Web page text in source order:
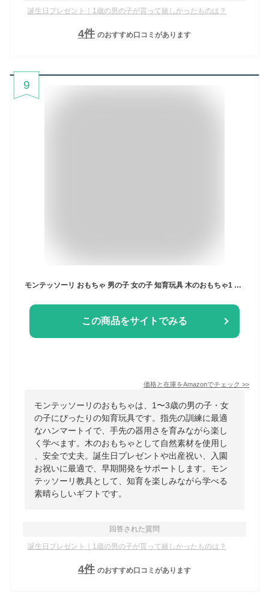
誕生日プレゼント｜1歳の男の子が貰って嬉しかったものは？
4件 のおすすめ口コミがあります
9
この商品をサイトでみる
価格と在庫をAmazonでチェック >>
モンテッソーリのおもちゃは、1〜3歳の男の子・女
の子にぴったりの知育玩具です。指先の訓練に最適
なハンマートイで、手先の器用さを育みながら楽し
く学べます。木のおもちゃとして自然素材を使用し
、安全で丈夫。誕生日プレゼントや出産祝い、入園
お祝いに最適で、早期開発をサポートします。モン
テッソーリ教具として、知育を楽しみながら学べる
素晴らしいギフトです。
回答された質問
誕生日プレゼント｜1歳の男の子が貰って嬉しかったものは？
4件 のおすすめ口コミがあります